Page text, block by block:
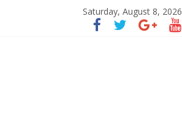
Saturday, August 8, 2026